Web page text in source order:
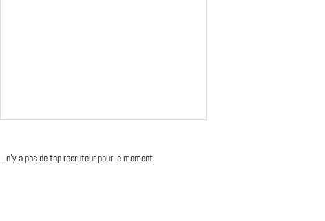
Il n'y a pas de top recruteur pour le moment.